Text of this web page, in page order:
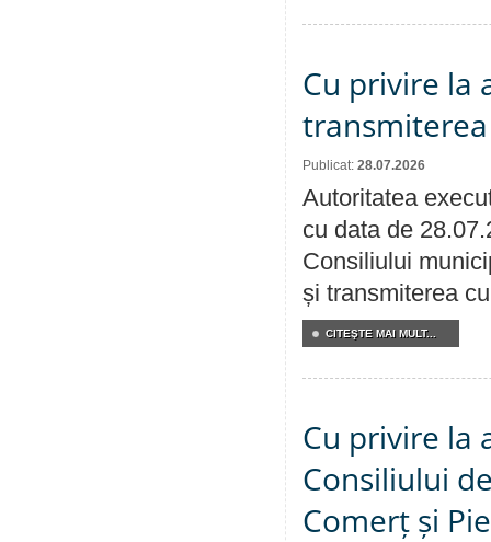
Cu privire la
Publicat: 28.07.2026
Autoritatea
cu data de
Consiliului
și transmiterea
CITEŞTE MAI MULT...
Cu privire la
Consiliului
Comerț și